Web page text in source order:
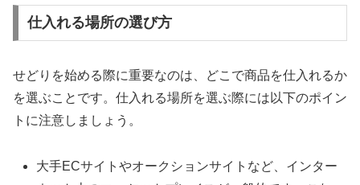
仕入れる場所の選び方
せどりを始める際に重要なのは、どこで商品を仕入れるか
を選ぶことです。仕入れる場所を選ぶ際には以下のポイン
トに注意しましょう。
大手ECサイトやオークションサイトなど、インター